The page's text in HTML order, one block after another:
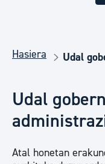
Hasiera Udal
Udal
Atal honetan